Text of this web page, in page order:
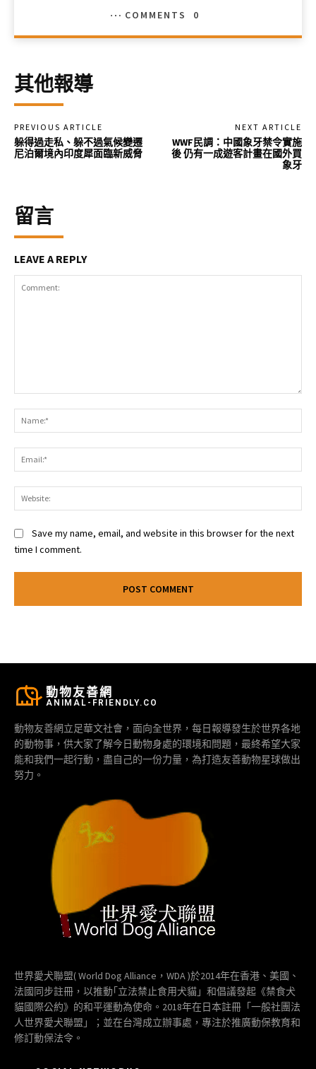
COMMENTS
0
其他報導
PREVIOUS ARTICLE
躲得過走私、躲不過氣候變遷
尼泊爾境內印度犀面臨新威脅
NEXT ARTICLE
WWF民調：中國象牙禁令實施
後 仍有一成遊客計畫在國外買
象牙
留言
LEAVE A REPLY
Save my name, email, and website in this browser for the next
time I comment.
動物友善網
ANIMAL-FRIENDLY.CO
動物友善網立足華文社會，面向全世界，每日報導發生於世界各地
的動物事，供大家了解今日動物身處的環境和問題，最終希望大家
能和我們一起行動，盡自己的一份力量，為打造友善動物星球做出
努力。
世界愛犬聯盟( World Dog Alliance，WDA )於2014年在香港、美國、
法國同步註冊，以推動｢立法禁止食用犬貓」和倡議發起《禁食犬
貓國際公約》的和平運動為使命。2018年在日本註冊「一般社團法
人世界愛犬聯盟」；並在台灣成立辦事處，專注於推廣動保教育和
修訂動保法令。